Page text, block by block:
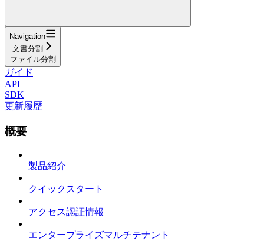
Navigation
文書分割
ファイル分割
ガイド
API
SDK
更新履歴
概要
製品紹介
クイックスタート
アクセス認証情報
エンタープライズマルチテナント